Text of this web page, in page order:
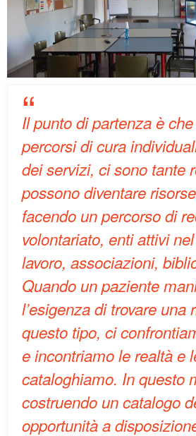
Il punto di partenza è
percorsi di cura
dei servizi, ci sono tante
possono diventare
facendo un percorso di
volontariato, enti attivi
lavoro, associazioni,
Quando un paziente
l’esigenza di trovare una
questo tipo, ci
e incontriamo le realtà e
cataloghiamo. In questo
costruendo un catalogo
opportunità a